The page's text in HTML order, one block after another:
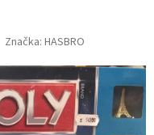
Značka: HASBRO